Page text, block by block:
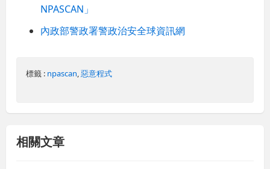
NPASCAN」
內政部警政署警政治安全球資訊網
標籤 : npascan ,惡意程式
相關文章